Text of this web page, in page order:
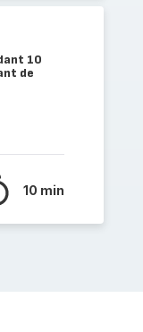
10
de
10 min